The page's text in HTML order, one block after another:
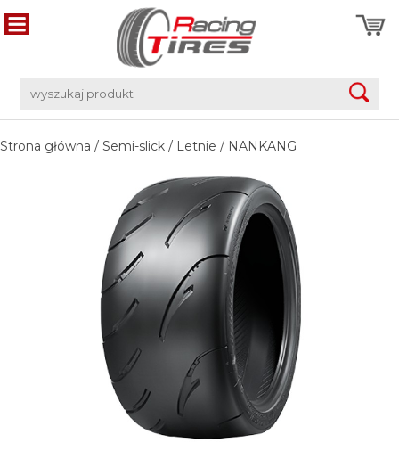
Strona główna / Semi-slick / Letnie / NANKANG